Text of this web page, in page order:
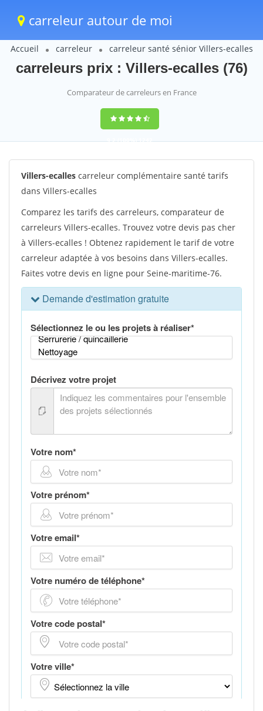
carreleur autour de moi
Accueil carreleur carreleur santé sénior Villers-ecalles
carreleurs prix : Villers-ecalles (76)
Comparateur de carreleurs en France
9,2(100%)1242
votes
Villers-ecalles carreleur complémentaire santé tarifs
dans Villers-ecalles
Comparez les tarifs des carreleurs, comparateur de
carreleurs Villers-ecalles. Trouvez votre devis pas cher
à Villers-ecalles ! Obtenez rapidement le tarif de votre
carreleur adaptée à vos besoins dans Villers-ecalles.
Faites votre devis en ligne pour Seine-maritime-76.